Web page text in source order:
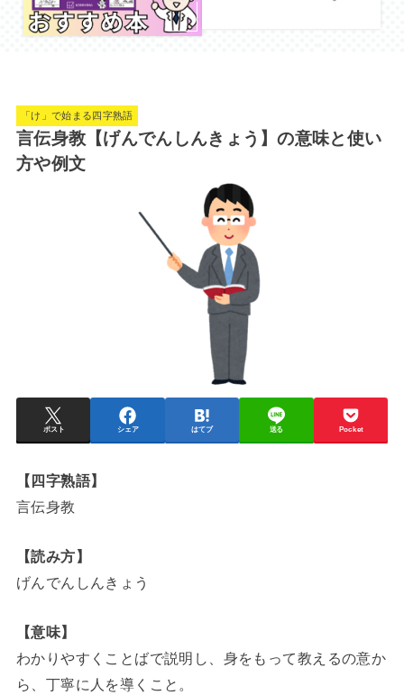
「け」で始まる四字熟語
言伝身教【げんでんしんきょう】の意味と使い
方や例文
ポスト シェア はてブ 送る Pocket
【四字熟語】
言伝身教
【読み方】
げんでんしんきょう
【意味】
わかりやすくことばで説明し、身をもって教えるの意か
ら、丁寧に人を導くこと。